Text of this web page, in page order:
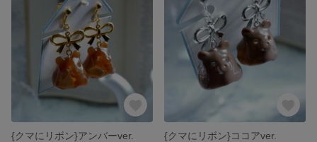
{クマにリボン}アンバーver.
{クマにリボン}ココアver.